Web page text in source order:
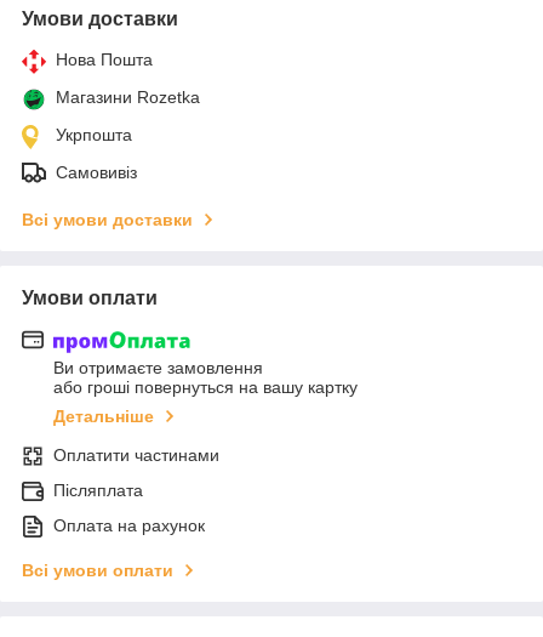
Умови доставки
Нова Пошта
Магазини Rozetka
Укрпошта
Самовивіз
Всі умови доставки
Умови оплати
Ви отримаєте замовлення
або гроші повернуться на вашу картку
Детальніше
Оплатити частинами
Післяплата
Оплата на рахунок
Всі умови оплати